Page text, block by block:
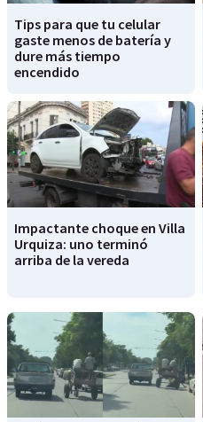
Tips para que tu celular
gaste menos de batería y
dure más tiempo
encendido
Impactante choque en Villa
Urquiza: uno terminó
arriba de la vereda